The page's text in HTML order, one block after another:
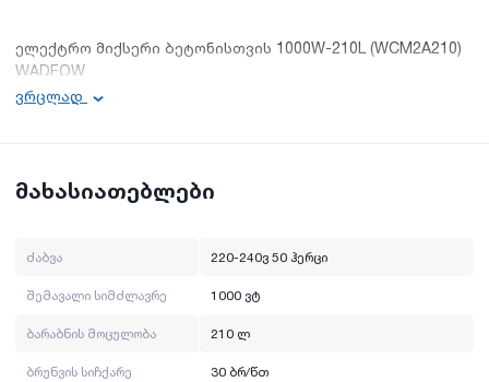
ელექტრო მიქსერი ბეტონისთვის 1000W-210L (WCM2A210)
WADFOW
შემავალი სიმძლავრე: 1000 ვტ
ბარაბნის მოცულობა: 210 ლ
ბარაბნის ბრუნვის სიჩქარე: 30 ბრ/წთ
ბრენდი: WADFOW
ვრცლად
მახასიათებლები
ძაბვა 220-240ვ 50 ჰერცი
შემავალი სიმძლავრე 1000 ვტ
ბარაბნის მოცულობა 210 ლ
ბრუნვის სიჩქარე 30 ბრ/წთ